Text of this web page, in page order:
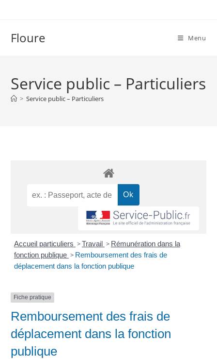
Floure Menu
Service public – Particuliers
> Service public – Particuliers
Accueil particuliers >Travail > Rémunération dans la
fonction publique > Remboursement des frais de
déplacement dans la fonction publique
Fiche pratique
Remboursement des frais de
déplacement dans la fonction
publique